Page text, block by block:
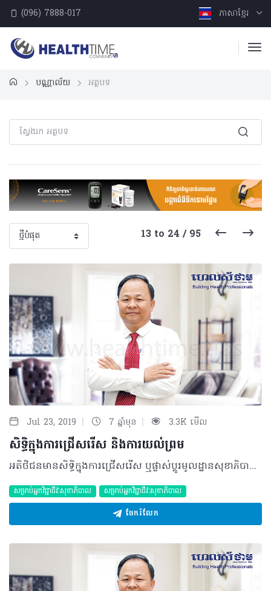
(096) 7888-017 ភាសាខ្មែរ
បណ្ណាល័យ អត្ថបទ
13 to 24 / 95
Jul 23, 2019 | 7 ឆ្នាំមុន | 3.3K មើល
សិទ្ធិក្នុងការជ្រើសរើស និងការយល់ព្រម
អតិថិជនមានសិទ្ធិក្នុងការជ្រើសរើស ឬផ្លាស់ប្តូរមូលដ្ឋានសុខាភិបាលគ្រូពេទ្យព្យាបាល ឬអ្នកផ្តល់សេវាដទៃទៀត។ សម្រាប់អតិថិជនដែលជាស្រ្តីភេទមានសិទ្ធិជ្រើសរើសអ្នកផ្តល់សេវាដែលជាស្រ្តីដូចគ្នាបានក្នុងកាលៈទេសៈសមស្រប។ ដោយឡែកអតិថិជនក៏មានសិទ្ធិមិនព្រមទទួល ឬផ្អាកការព្យាបាល និងអន្តរាគមន៍វេជ្ជសាស្ត្រនានា។ តើការអនុវត្តចំពោះសិទ្ធិក្នុងការជ្រើសរើស និងការយល់ព្រមមានអ្វីខ្លះ? • អ្នកផ្តល់សេវាត្រូវផ្តល់ព័ត៌មានពីការជ្រើសរើសការថែទាំព្យាបាល និងព័ត៌មានស្តីពីគុណសម្បត្តិ និងគុណវិបត្តិនូវរាល់ការថែទាំព្យាបាល ឬអន្តរាគមន៍ដល់អតិថិជនឲ្យបានអស់លទ្ធភាព និងផ្តល់អនុសាសន៍អំពីជម្រើសដែលល្អជាងគេ។ • អ្នកផ្តល់សេវាត្រូវធានាថាព័ត៌មានដែលបានប្រាស្រ័យទាក់ទងគ្នា គឺប្រើពាក្យសម្តីសាមញ្ញៗដែលងាយយល់ និងស្តាប់បាន។ • អ្នកផ្តល់សេវាត្រូវផ្តល់សេវាសុខាភិបាលឲ្យបានត្រឹមត្រូវទៅតាមតម្រូវការរបស់អតិថិជន និងស្តង់ដារជាតិ។ • ត្រូវពន្យល់ឲ្យបានច្បាស់លាស់ដល់អតិថិជនអំពីផលវិបាកដែលអាចកើតមាននៅពេលដែលគេបដិសេធ ឬបញ្ឈប់នូវការធ្វើអន្តរាគមន៍។ • អ្នកផ្តល់សេវាត្រូវពន្យល់ឲ្យបានច្បាស់លាស់ដល់អតិថិជនអំពីផលវិបាកដែលអាចកើតមាននៅពេលគេបដិសេធ ឬបញ្ឈប់នូវការធ្វើអន្តរាគមន៍។ • ប្រសិនបើអតិថិជន ឬអ្នកតំណាងរបស់គាត់នៅតែសម្រេចចិត្តបដិសេធ ឬបញ្ឈប់នោះអ្នកផ្តល់សេវាសុខភាពត្រូវស្នើសុំឲ្យមានការយល់ព្រមពីអតិថិជន ឬអ្នកតំណាងដោយសរសេរជាលាយល័ក្ខអក្សរ។ • ប្រសិនបើអតិថិជន ឬអ្នកតំណាងរបស់គាត់បដិសេធផ្តល់ការយល់ព្រមហើយអ្នកផ្តល់សេវាសុខភាព ឬគ្រូពេទ្យយល់ឃើញថាកិច្ចអន្តរាគមន៍មួយត្រូវតែធ្វើដើម្បីផលប្រយោជន៍ដល់អាយុជីវិតអតិថិជនការសម្រេចចិត្តនោះត្រូវបញ្ជូនទៅគណៈកម្មការគ្រប់គ្រងមន្ទីរពេទ្យ ឬមណ្ឌលសុខភាព។ • ការយល់ព្រមពីអតិថិជនគឺជាការចាំបាច់ចំពោះរាល់ការរក្សាទុក ឬប្រើប្រាស់សារធាតុទាំងឡាយរបស់អតិថិជនទោះក្នុងការធ្វើរោគវិនិច្ឆ័យធម្មតាការព្យាបាល និងការថែទាំក្តី។ ក្នុងករណីចាំបាច់ខ្លះទាមទារឲ្យមានការយល់ព្រមជាលាយល័ក្ខអក្សរពីអតិថិជន។ • ការយល់ព្រមពីអតិថិជនដោយបានការពន្យល់ច្បាស់លាស់គឺជាការចាំបាច់សម្រាប់ឲ្យគាត់ចូលរួមនៅពេលបង្រៀនមុខវិជ្ជាគ្លីនិក។ អ្នកផ្តល់សេវាជានិច្ចកាលត្រូវតែស្នើសុំការយល់ព្រមពីអតិថិជន ឬអ្នកតំណាងរបស់គាត់មុននឹងធ្វើការបង្រៀនមុខវិជ្ជាគ្លីនិកដែលមានការចូលរួមពីអតិថិជន។ • ការយល់ព្រមពីអតិថិជនដោយបានពន្យល់ច្បាស់លាស់ គឺជាការចំាបាច់សម្រាប់ឲ្យចូលរួមក្នុងការស្រាវជ្រាវវិទ្យាសាស្រ្ត។ • រាល់វិធីស្រាវជ្រាវទាំងអស់ត្រូវដាក់ជូនឲ្យគណៈកម្មការក្រមសីលធម៌ ដើម្បីធ្វើការពិនិត្យការស្រាវជ្រាវមិនត្រូវអនុវត្តទៅលើអតិថិជនទាំងឡាយណាដែលគេមិនអាចមានលទ្ធភាពបញ្ចេញឆន្ទៈឲ្យធ្វើនោះទេបុគ្គលិកណាដែលមានការយល់ព្រមពីតំណាងស្របច្បាប់ ហើយការស្រាវវជ្រាវនោះសោតនឹងអាចមានប្រយោជន៍សម្រាប់អតិថិជនផង និងសាធារណជនផង។ តើការទទួលខុសត្រូវចំពោះសិទ្ធិក្នុងការជ្រើសរើស និងការយល់ព្រមមានអ្វីខ្លះ? • អតិថិជន ឬអ្នកតំណាងរបស់គាត់ទទួលខុសត្រូវនូវរាល់ផលវិបាកទាំងឡាយដែលកើតមានឡើងមកពីការសម្រេចចិត្តរបស់គាត់ ជាពិសេសនៅពេលសម្រេចចិត្តមិនធ្វើតាមអនុសាសន៍របស់អ្នកផ្តល់សេវាសុខភាព។ • អតិថិជនត្រូវតែស្គាល់ច្បាស់ពីសិទ្ធិទាំងនោះ។ គាត់អាចស្វែងរកសមាជិកគណៈកម្មការគ្រប់គ្រងមណ្ឌលសុខភាព ឬគណៈកម្មការគ្រប់គ្រងមន្ទីរពេទ្យបង្អែកដែលបានទទួលការណែនាំដើម្បីធ្វើការបញ្ជាក់បំភ្លឺ និងធ្វើអន្តរាគមន៍នៅពេលមិនច្បាស់ឬមានបញ្ហា។ បកស្រាយដោយ៖ វេជ្ជបណ្ឌិត ឡាក់ ឡេង ឯកទេសសុខភាពសាធារណៈ អនុប្រធានមជ្ឈមណ្ឌលជាតិ លើកកម្ពស់សុខភាព ©2019 រក្សាសិទ្ធិគ្រប់យ៉ាង​ដោយ Healthtime Corporation ចំពោះគ្រប់អត្ថបទដោយគ្មានផ្នែកណាមួយត្រូវបោះពុម្ពផ្សាយចូលប្រព័ន្ធអុីនធឺណែតឧបករណ៍អេឡិចត្រូនិកអាត់ជាសំឡេងឬថតចំលងគ្រប់រូបភាពដោយគ្មានការអនុញ្ញាតឡើយ
សម្រាប់អ្នកវិជ្ជាជីវៈសុខាភិបាល សម្រាប់អ្នកវិជ្ជាជីវៈសុខាភិបាល
ចែករំលែក